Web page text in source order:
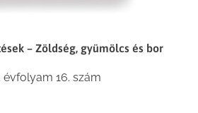
– Zöldség, gyümölcs és bor
évfolyam 16. szám